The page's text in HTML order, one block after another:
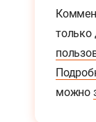
только
можно